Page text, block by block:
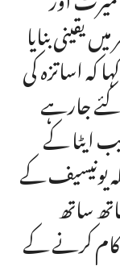
یقینی بنایا
اساتزہ کی
جارہے
ایٹا کے
یونیسیف کے
ساتھ
کام کرنے کے